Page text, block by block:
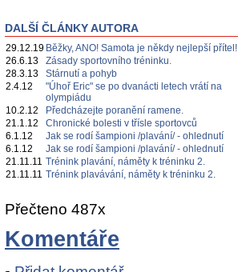
DALŠÍ ČLÁNKY AUTORA
29.12.19 Běžky, ANO! Samota je někdy nejlepší přítel!
26.6.13
Zásady sportovního tréninku.
28.3.13
Stárnutí a pohyb
2.4.12
"Úhoř Eric" se po dvanácti letech vrátí na
olympiádu
10.2.12
Předcházejte poranění ramene.
21.1.12
Chronické bolesti v třísle sportovců
6.1.12
Jak se rodí šampioni /plavání/ - ohlednutí
6.1.12
Jak se rodí šampioni /plavání/ - ohlednutí
21.11.11 Trénink plavání, náměty k tréninku 2.
21.11.11 Trénink plavávání, náměty k tréninku 2.
Přečteno 487x
Komentáře